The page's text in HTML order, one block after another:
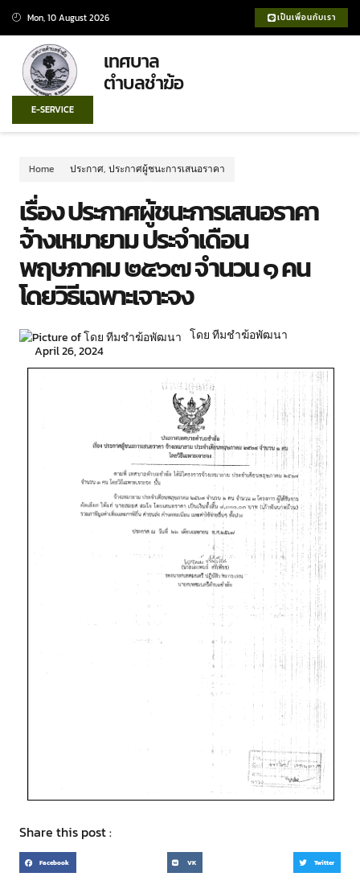
Mon, 10 August 2026 เป็นเพื่อนกับเรา
เทศบาล
ตำบลชำฆ้อ
E-SERVICE
Home ประกาศ, ประกาศผู้ชนะการเสนอราคา
เรื่อง ประกาศผู้ชนะการเสนอราคา
จ้างเหมายาม ประจำเดือน
พฤษภาคม ๒๕๖๗ จำนวน ๑ คน
โดยวิธีเฉพาะเจาะจง
โดย ทีมชำฆ้อพัฒนา
April 26, 2024
Share this post :
Facebook VK Twitter